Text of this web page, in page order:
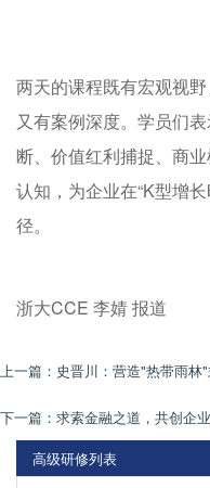
两天的课程既有宏观视
又有案例深度。学员们
断、价值红利捕捉、商
认知，为企业在“K型增
径。
浙大CCE 李婧 报道
上一篇： 史晋川：营造"热带雨林
下一篇： 求索金融之道，共创企
高级研修列表